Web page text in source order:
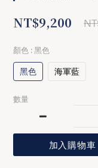
NT$9,200
顏色 : 黑色
黑色 海軍藍
數量
加入購物車